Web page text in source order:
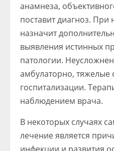
анамнеза,
поставит диагноз. При
назначит
выявления истинных
патологии.
амбулаторно, тяжелые
госпитализации.
наблюдением врача.
В некоторых случаях
лечение является